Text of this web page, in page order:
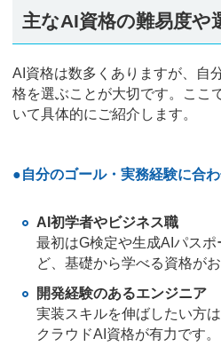
主なAI資格の難易度や
AI資格は数多くありますが、自
格を選ぶことが大切です。ここ
いて具体的にご紹介します。
●自分のゴール・実務経験に合
AI初学者やビジネス職
最初はG検定や生成AIパス
ど、基礎から学べる資格がお
開発経験のあるエンジニア
実装スキルを伸ばしたい方
クラウドAI資格が有力です。